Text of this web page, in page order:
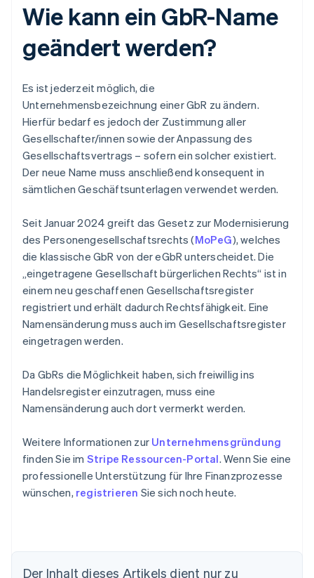
Wie kann ein GbR-Name
geändert werden?
Es ist jederzeit möglich, die
Unternehmensbezeichnung einer GbR zu ändern.
Hierfür bedarf es jedoch der Zustimmung aller
Gesellschafter/innen sowie der Anpassung des
Gesellschaftsvertrags – sofern ein solcher existiert.
Der neue Name muss anschließend konsequent in
sämtlichen Geschäftsunterlagen verwendet werden.
Seit Januar 2024 greift das Gesetz zur Modernisierung
des Personengesellschaftsrechts (MoPeG), welches
die klassische GbR von der eGbR unterscheidet. Die
„eingetragene Gesellschaft bürgerlichen Rechts“ ist in
einem neu geschaffenen Gesellschaftsregister
registriert und erhält dadurch Rechtsfähigkeit. Eine
Namensänderung muss auch im Gesellschaftsregister
eingetragen werden.
Da GbRs die Möglichkeit haben, sich freiwillig ins
Handelsregister einzutragen, muss eine
Namensänderung auch dort vermerkt werden.
Weitere Informationen zur Unternehmensgründung
finden Sie im Stripe Ressourcen-Portal. Wenn Sie eine
professionelle Unterstützung für Ihre Finanzprozesse
wünschen, registrieren Sie sich noch heute.
Der Inhalt dieses Artikels dient nur zu